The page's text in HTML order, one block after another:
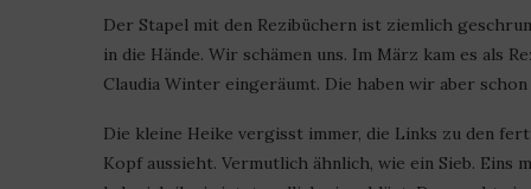
Der Stapel mit den Rezibüchern ist ziemlich
in die Hände. Wir schämen uns. Im März kam es als
Claudia Winter eingeräumt. Die haben wir aber
Die kleine Heike vergisst immer, die Links zu den
Kopf aussieht. Vermutlich ähnlich, wie ein Sieb.